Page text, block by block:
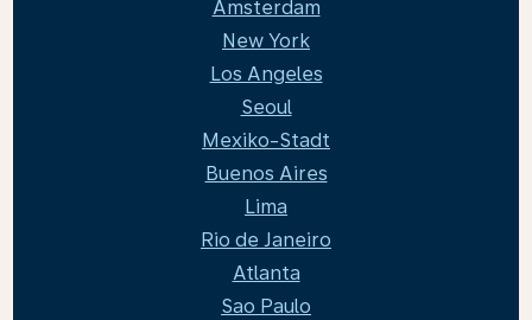
Amsterdam
New York
Los Angeles
Seoul
Mexiko-Stadt
Buenos Aires
Lima
Rio de Janeiro
Atlanta
Sao Paulo